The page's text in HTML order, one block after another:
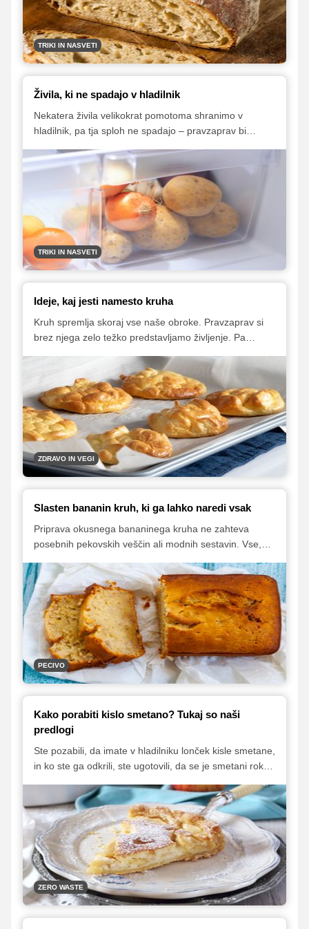
TRIKI IN NASVETI
Živila, ki ne spadajo v hladilnik
Nekatera živila velikokrat pomotoma shranimo v
hladilnik, pa tja sploh ne spadajo – pravzaprav bi
temnem prostoru. Predstavljamo vam nekaj živil, ki
nikakor ne spadajo v hladilnik, saj bodo tam spremenila
vonj ali okus, poslabša pa se lahko tudi njihova
kakovost.
TRIKI IN NASVETI
Ideje, kaj jesti namesto kruha
Kruh spremlja skoraj vse naše obroke. Pravzaprav si
brez njega zelo težko predstavljamo življenje. Pa
pretiranemu uživanju, še zlasti, če pojemo veliko
belega kruha. Zdrava prehrana pomeni raznolikost,
zato preverite nekaj odličnih idej, s katerimi boste
zjutraj, opoldne ali pa zvečer pojedli manj kruha.
ZDRAVO IN VEGI
Slasten bananin kruh, ki ga lahko naredi vsak
Priprava okusnega bananinega kruha ne zahteva
posebnih pekovskih veščin ali modnih sestavin. Vse,
vsaki trgovini z živili!
PECIVO
Kako porabiti kislo smetano? Tukaj so naši
predlogi
Ste pozabili, da imate v hladilniku lonček kisle smetane,
in ko ste ga odkrili, ste ugotovili, da se je smetani rok
porabiti? Odlična novica je, da se smetana prileže
skoraj k vsaki jedi in težko najdemo hrano, ki je žlica
priljubljenega mlečnega izdelka ne bi še izboljšala.
Odlično pa se obnese tudi pri peki sladic, saj poleg
sočnosti in svežine poskrbi tudi za bogat okus in
kremno teksturo.
ZERO WASTE